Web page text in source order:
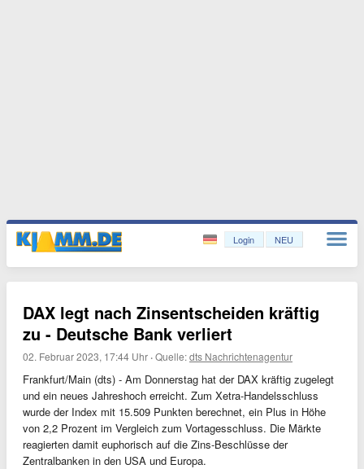
Login NEU
DAX legt nach Zinsentscheiden kräftig
zu - Deutsche Bank verliert
02. Februar 2023, 17:44 Uhr ·Quelle:dts Nachrichtenagentur
Frankfurt/Main (dts) - Am Donnerstag hat der DAX kräftig zugelegt
und ein neues Jahreshoch erreicht. Zum Xetra-Handelsschluss
wurde der Index mit 15.509 Punkten berechnet, ein Plus in Höhe
von 2,2 Prozent im Vergleich zum Vortagesschluss. Die Märkte
reagierten damit euphorisch auf die Zins-Beschlüsse der
Zentralbanken in den USA und Europa.